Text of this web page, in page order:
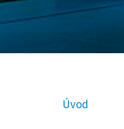
Úvod